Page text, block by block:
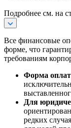
Подробнее см. на
Все финансовые
форме, что
требованиям
Форма
Для
редких